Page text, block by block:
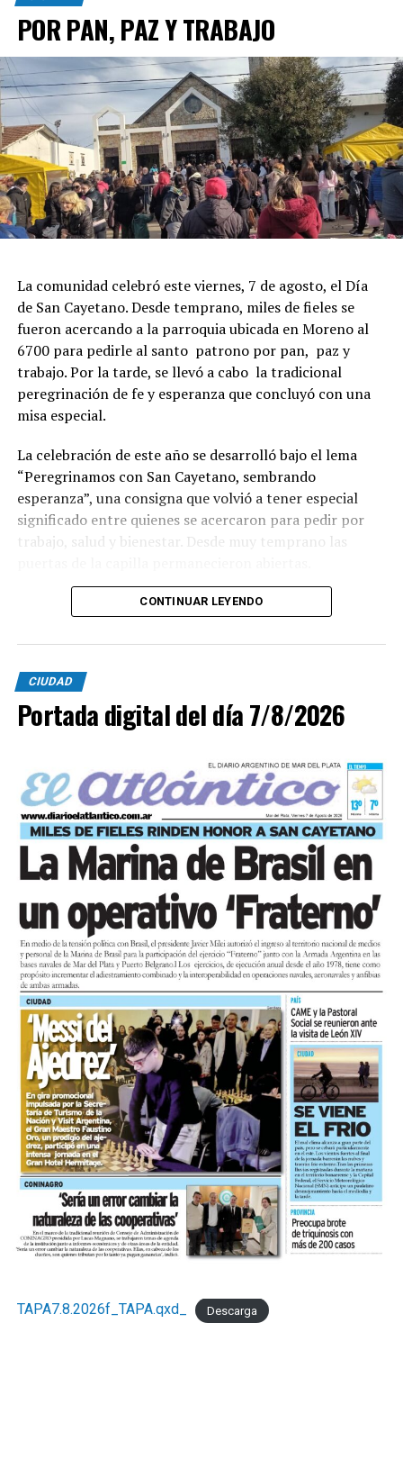
POR PAN, PAZ Y TRABAJO
La comunidad celebró este viernes, 7 de agosto, el Día
de San Cayetano. Desde temprano, miles de fieles se
fueron acercando a la parroquia ubicada en Moreno al
6700 para pedirle al santo patrono por pan, paz y
trabajo. Por la tarde, se llevó a cabo la tradicional
peregrinación de fe y esperanza que concluyó con una
misa especial.
La celebración de este año se desarrolló bajo el lema
“Peregrinamos con San Cayetano, sembrando
esperanza”, una consigna que volvió a tener especial
significado entre quienes se acercaron para pedir por
trabajo, salud y bienestar. Desde muy temprano las
La imagen del santo salió del santuario de Moreno al
las calles del barrio. Grandes, jóvenes y niños y fieles se
sumaron al recorrido con banderas, espigas y distintas
expresiones de fe.
En paralelo, distintos gremios y organizaciones sociales
y trabajo, para visibilizar la situación de trabajadores y
desocupados.
CONTINUAR LEYENDO
CIUDAD
Portada digital del día 7/8/2026
TAPA7.8.2026f_TAPA.qxd_ Descarga